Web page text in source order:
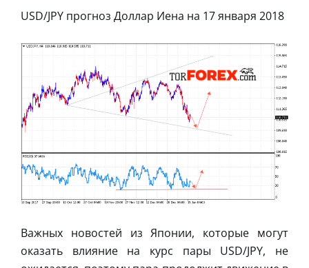
USD/JPY прогноз Доллар Иена на 17 января 2018
Важных новостей из Японии, которые могут
оказать влияние на курс пары USD/JPY, не